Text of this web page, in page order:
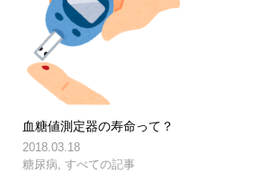
血糖値測定器の寿命って？
2018.03.18
糖尿病 すべての記事